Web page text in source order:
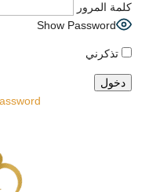
كلمة المرور
Show Password
تذكرني